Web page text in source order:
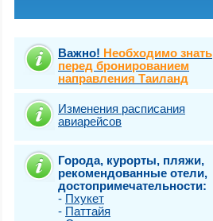
Важно! Необходимо знать
перед бронированием
направления Таиланд
Изменения расписания
авиарейсов
Города, курорты, пляжи,
рекомендованные отели,
достопримечательности:
- Пхукет
- Паттайя